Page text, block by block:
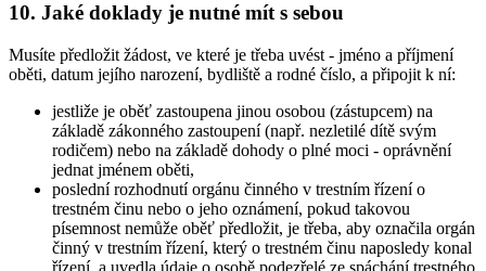
10. Jaké doklady je nutné mít s sebou
Musíte předložit žádost, ve které je třeba uvést - jméno a příjmení
oběti, datum jejího narození, bydliště a rodné číslo, a připojit k ní:
jestliže je oběť zastoupena jinou osobou (zástupcem) na
základě zákonného zastoupení (např. nezletilé dítě svým
rodičem) nebo na základě dohody o plné moci - oprávnění
jednat jménem oběti,
poslední rozhodnutí orgánu činného v trestním řízení o
trestném činu nebo o jeho oznámení, pokud takovou
písemnost nemůže oběť předložit, je třeba, aby označila orgán
činný v trestním řízení, který o trestném činu naposledy konal
řízení, a uvedla údaje o osobě podezřelé ze spáchání trestného